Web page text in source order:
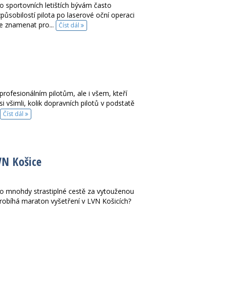
sportovních letištích bývám často
pilota po laserové oční operaci
znamenat pro...
Číst dál
pilotům, ale i všem, kteří
všimli, kolik dopravních pilotů v podstatě
Číst dál
Košice
mnohdy strastiplné cestě za vytouženou
maraton vyšetření v LVN Košicích?